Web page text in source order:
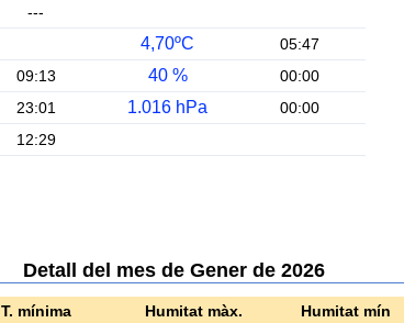
---
4,70ºC
05:47
09:13 40 %
00:00
23:01 1.016 hPa
00:00
12:29
Detall del mes de Gener de 2026
T. mínima Humitat màx. Humitat mín